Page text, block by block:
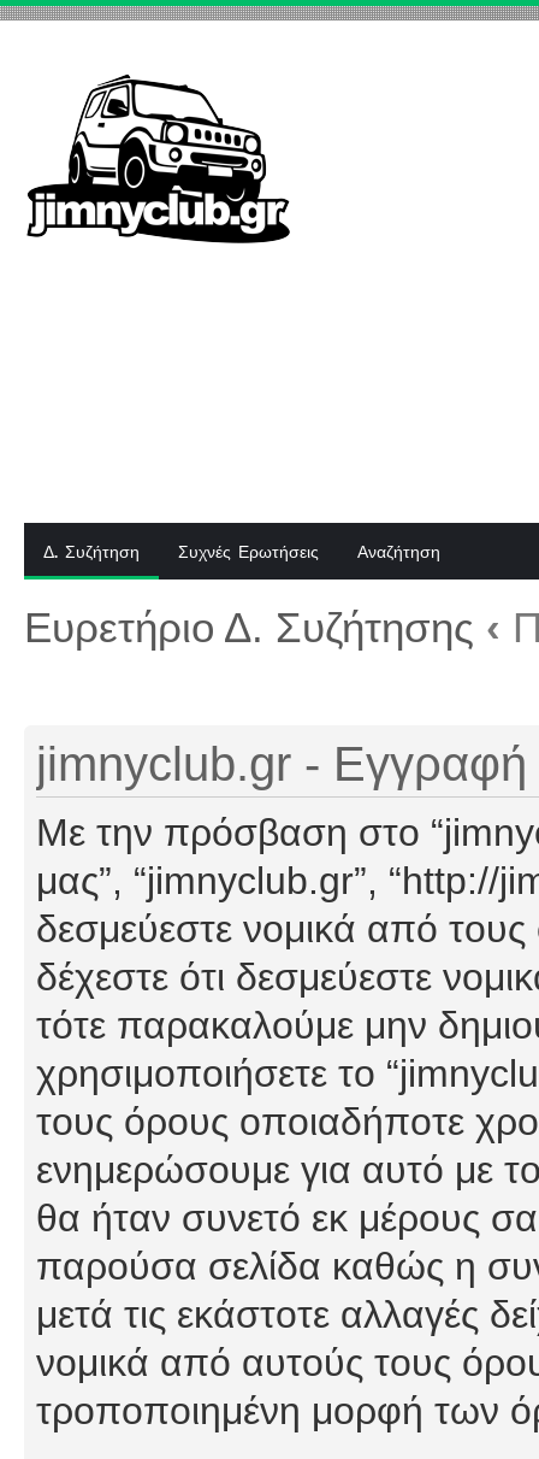
Δ. Συζήτηση Συχνές Ερωτήσεις Αναζήτηση
Ευρετήριο Δ. Συζήτησης ‹
jimnyclub.gr - Εγγραφή
Με την πρόσβαση στο
μας”, “jimnyclub.gr”, “http://
δεσμεύεστε νομικά από
δέχεστε ότι δεσμεύεστε
τότε παρακαλούμε μην
χρησιμοποιήσετε το
τους όρους οποιαδήποτε
ενημερώσουμε για αυτό με
θα ήταν συνετό εκ μέρους
παρούσα σελίδα καθώς η
μετά τις εκάστοτε αλλαγές
νομικά από αυτούς τους
τροποποιημένη μορφή των